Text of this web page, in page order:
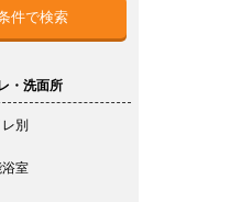
・洗面所
別
室